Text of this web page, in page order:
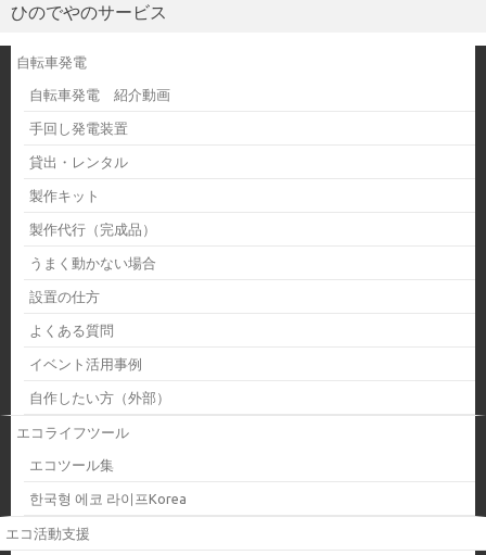
ひのでやのサービス
自転車発電
自転車発電 紹介動画
手回し発電装置
貸出・レンタル
製作キット
製作代行（完成品）
うまく動かない場合
設置の仕方
よくある質問
イベント活用事例
自作したい方（外部）
エコライフツール
エコツール集
한국형 에코 라이프Korea
エコ活動支援